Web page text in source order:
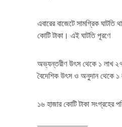
এবারের বাজেটে সামগ্রিক ঘাটতি
কোটি টাকা। এই ঘাটতি পূরণে
অভ্যন্তরীণ উৎস থেকে ১ লাখ ২৭
বৈদেশিক উৎস ও অনুদান থেকে ১
১৬ হাজার কোটি টাকা সংগ্রহের